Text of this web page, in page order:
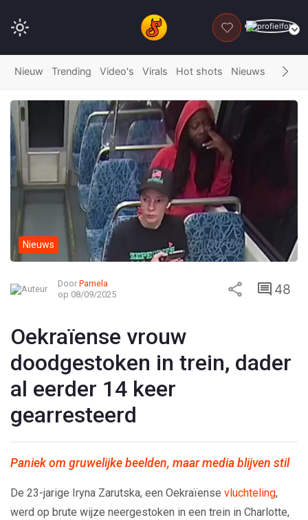
DONEER
Nieuw Trending Video's Virals Hot shots Nieuws Fails
Nieuws
Door Pamela
op 08/09/2025
48
Oekraïense vrouw
doodgestoken in trein, dader
al eerder 14 keer
gearresteerd
Paniek om gruwelijke beelden, maar media blijven stil
De 23-jarige Iryna Zarutska, een Oekraïense vluchteling,
werd op brute wijze neergestoken in een trein in Charlotte,